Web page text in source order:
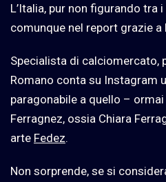
L’Italia, pur non figurando tra
comunque nel report grazie a
Specialista di calciomercato,
Romano conta su Instagram
paragonabile a quello –
Ferragnez, ossia Chiara
arte Fedez.
Non sorprende, se si